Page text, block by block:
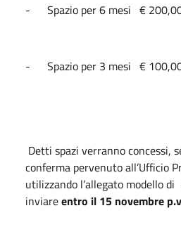
- Spazio per 6 mesi € 200,00
- Spazio per 3 mesi € 100,00
Detti spazi verranno concessi,
conferma pervenuto all’Ufficio
utilizzando l’allegato modello
inviareentro il 15 novembre